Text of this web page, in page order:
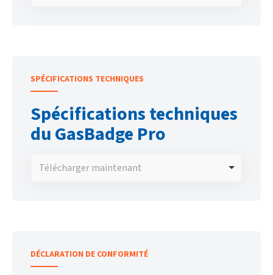
SPÉCIFICATIONS TECHNIQUES
Spécifications techniques
du GasBadge Pro
Télécharger maintenant
DÉCLARATION DE CONFORMITÉ